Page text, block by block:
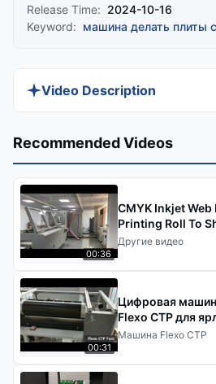
Release Time: 2024-10-16
Keyword: машина делать плиты
Video Description
Discover the OEM CTP Plate
maintenance machine offers
precision, and efficiency,
projects requiring top-quality
Recommended Videos
00:36
CMYK Inkjet
Printing Roll To
Printing Digital
Другие видео
00:31
Цифровая
Flexo CTP для
Машина Flexo CTP